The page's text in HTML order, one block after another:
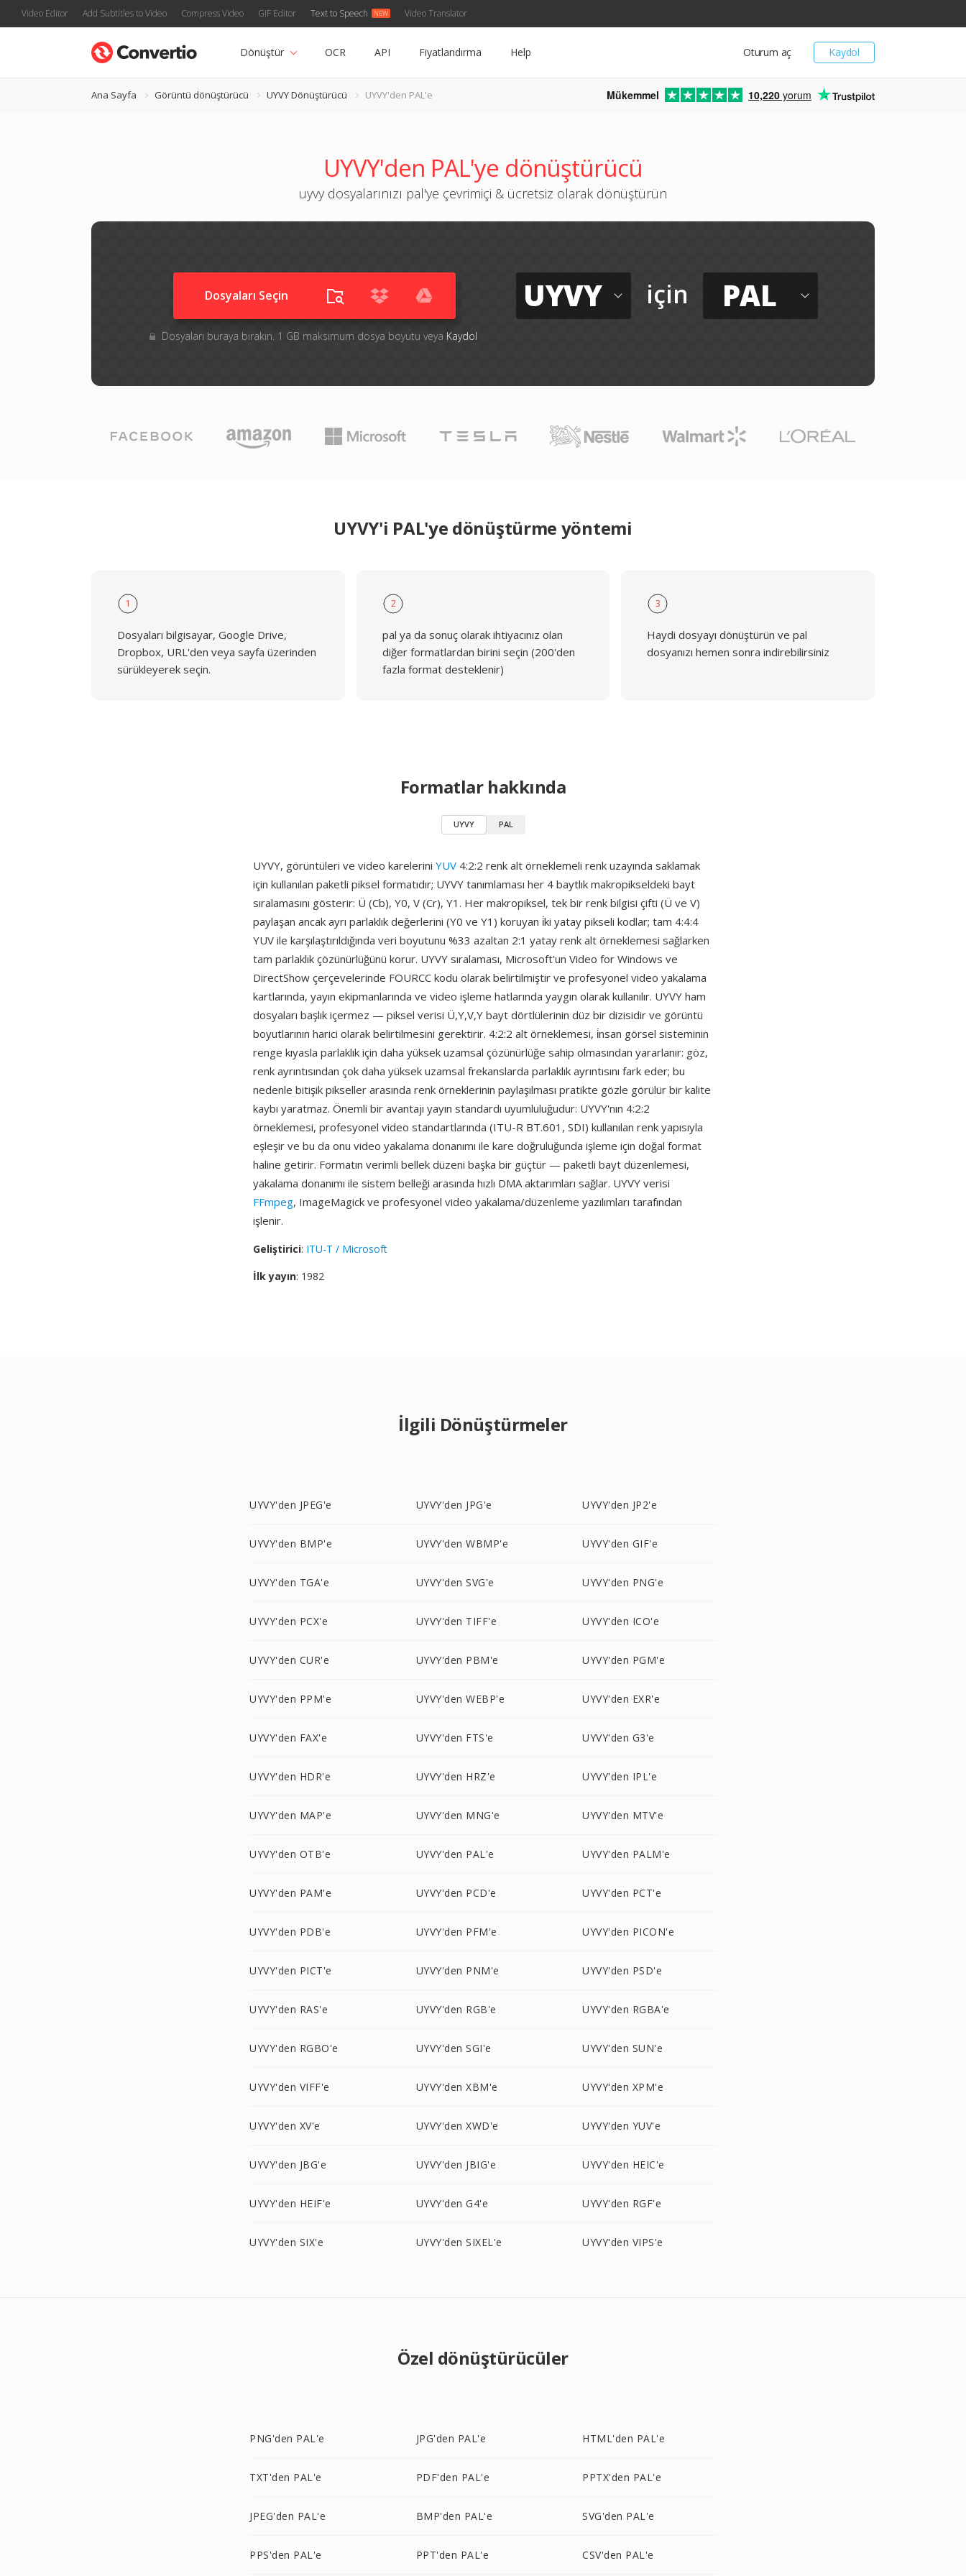
Video Editor Add Subtitles to Video Compress Video GIF Editor Text to Speech Video Translator
Kaydol
Oturum aç
Dönüştür OCR API Fiyatlandırma Help
Ana Sayfa Görüntü dönüştürücü UYVY Dönüştürücü UYVY'den PAL'e Mükemmel 10,220 yorum
UYVY'den PAL'ye dönüştürücü
uyvy dosyalarınızı pal'ye çevrimiçi & ücretsiz olarak dönüştürün
Dosyaları Seçin
Dosyaları buraya bırakın. 1 GB maksimum dosya boyutu veya Kaydol
UYVY için PAL
UYVY'i PAL'ye dönüştürme yöntemi
1
Dosyaları bilgisayar, Google Drive,
Dropbox, URL'den veya sayfa üzerinden
sürükleyerek seçin.
2
pal ya da sonuç olarak ihtiyacınız olan
diğer formatlardan birini seçin (200'den
fazla format desteklenir)
3
Haydi dosyayı dönüştürün ve pal
dosyanızı hemen sonra indirebilirsiniz
Formatlar hakkında
UYVY PAL
UYVY, görüntüleri ve video karelerini YUV 4:2:2 renk alt örneklemeli renk uzayında saklamak
için kullanılan paketli piksel formatıdır; UYVY tanımlaması her 4 baytlık makropikseldeki bayt
sıralamasını gösterir: Ü (Cb), Y0, V (Cr), Y1. Her makropiksel, tek bir renk bilgisi çifti (Ü ve V)
paylaşan ancak ayrı parlaklık değerlerini (Y0 ve Y1) koruyan i̇ki yatay pikseli kodlar; tam 4:4:4
YUV ile karşılaştırıldığında veri boyutunu %33 azaltan 2:1 yatay renk alt örneklemesi sağlarken
tam parlaklık çözünürlüğünü korur. UYVY sıralaması, Microsoft'un Video for Windows ve
DirectShow çerçevelerinde FOURCC kodu olarak belirtilmiştir ve profesyonel video yakalama
kartlarında, yayın ekipmanlarında ve video işleme hatlarında yaygın olarak kullanılır. UYVY ham
dosyaları başlık içermez — piksel verisi Ü,Y,V,Y bayt dörtlülerinin düz bir dizisidir ve görüntü
boyutlarının harici olarak belirtilmesini gerektirir. 4:2:2 alt örneklemesi, i̇nsan görsel sisteminin
renge kıyasla parlaklık için daha yüksek uzamsal çözünürlüğe sahip olmasından yararlanır: göz,
renk ayrıntısından çok daha yüksek uzamsal frekanslarda parlaklık ayrıntısını fark eder; bu
nedenle bitişik pikseller arasında renk örneklerinin paylaşılması pratikte gözle görülür bir kalite
kaybı yaratmaz. Önemli bir avantajı yayın standardı uyumluluğudur: UYVY'nın 4:2:2
örneklemesi, profesyonel video standartlarında (ITU-R BT.601, SDI) kullanılan renk yapısıyla
eşleşir ve bu da onu video yakalama donanımı ile kare doğruluğunda işleme için doğal format
haline getirir. Formatın verimli bellek düzeni başka bir güçtür — paketli bayt düzenlemesi,
yakalama donanımı ile sistem belleği arasında hızlı DMA aktarımları sağlar. UYVY verisi
FFmpeg, ImageMagick ve profesyonel video yakalama/düzenleme yazılımları tarafından
işlenir.
Geliştirici: ITU-T / Microsoft
İlk yayın: 1982
İlgili Dönüştürmeler
UYVY'den JPEG'e UYVY'den JPG'e UYVY'den JP2'e
UYVY'den BMP'e UYVY'den WBMP'e UYVY'den GIF'e
UYVY'den TGA'e UYVY'den SVG'e UYVY'den PNG'e
UYVY'den PCX'e UYVY'den TIFF'e UYVY'den ICO'e
UYVY'den CUR'e UYVY'den PBM'e UYVY'den PGM'e
UYVY'den PPM'e UYVY'den WEBP'e UYVY'den EXR'e
UYVY'den FAX'e UYVY'den FTS'e UYVY'den G3'e
UYVY'den HDR'e UYVY'den HRZ'e UYVY'den IPL'e
UYVY'den MAP'e UYVY'den MNG'e UYVY'den MTV'e
UYVY'den OTB'e UYVY'den PAL'e UYVY'den PALM'e
UYVY'den PAM'e UYVY'den PCD'e UYVY'den PCT'e
UYVY'den PDB'e UYVY'den PFM'e UYVY'den PICON'e
UYVY'den PICT'e UYVY'den PNM'e UYVY'den PSD'e
UYVY'den RAS'e UYVY'den RGB'e UYVY'den RGBA'e
UYVY'den RGBO'e UYVY'den SGI'e UYVY'den SUN'e
UYVY'den VIFF'e UYVY'den XBM'e UYVY'den XPM'e
UYVY'den XV'e UYVY'den XWD'e UYVY'den YUV'e
UYVY'den JBG'e UYVY'den JBIG'e UYVY'den HEIC'e
UYVY'den HEIF'e UYVY'den G4'e UYVY'den RGF'e
UYVY'den SIX'e UYVY'den SIXEL'e UYVY'den VIPS'e
Özel dönüştürücüler
PNG'den PAL'e JPG'den PAL'e HTML'den PAL'e
TXT'den PAL'e PDF'den PAL'e PPTX'den PAL'e
JPEG'den PAL'e BMP'den PAL'e SVG'den PAL'e
PPS'den PAL'e PPT'den PAL'e CSV'den PAL'e